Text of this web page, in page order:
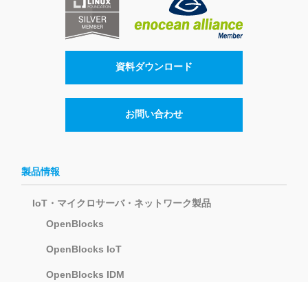
資料ダウンロード
お問い合わせ
製品情報
IoT・マイクロサーバ・ネットワーク製品
OpenBlocks
OpenBlocks IoT
OpenBlocks IDM